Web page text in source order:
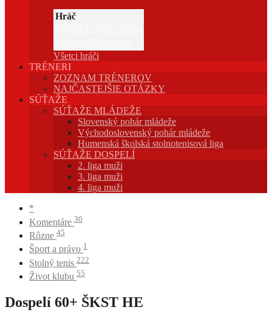
Hráč
Všetci hráči
TRÉNERI
ZOZNAM TRÉNEROV
NAJČASTEJŠIE OTÁZKY
SÚŤAŽE
SÚŤAŽE MLÁDEŽE
Slovenský pohár mládeže
Východoslovenský pohár mládeže
Humenská školská stolnotenisová liga
SÚŤAŽE DOSPELÍ
2. liga muži
3. liga muži
4. liga muži
*
Komentáre 30
Rôzne 45
Šport a právo 1
Stolný tenis 222
Život klubu 55
Dospelí 60+ ŠKST HE